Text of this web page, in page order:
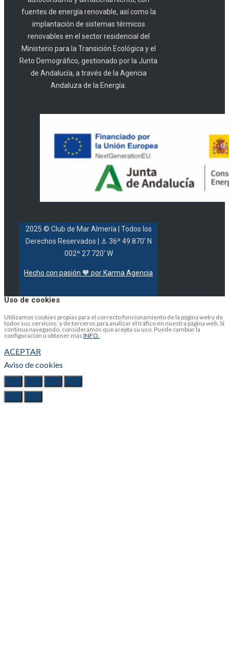
fuentes de energía renovable, así como la
implantación de sistemas térmicos
renovables en el sector residencial del
Ministerio para la Transición Ecológica y el
Reto Demográfico, gestionado por la Junta
de Andalucía, a través de la Agencia
Andaluza de la Energía.
2025 © Club de Mar Almería
| Todos los
Derechos Reservados |
⚓ 36º 49.870' N
002º 27.720' W
Hecho con pasión 🧡 por Karma Agencia
Uso de cookies
Utilizamos cookies propias para el correcto funcionamiento de la página web y de
todos sus servicios, y de terceros para analizar el tráfico en nuestra página web. Si
continua navegando, consideramos que acepta su uso. Puede cambiar la
configuración u obtener más INFO.
ACEPTAR
Aviso de cookies